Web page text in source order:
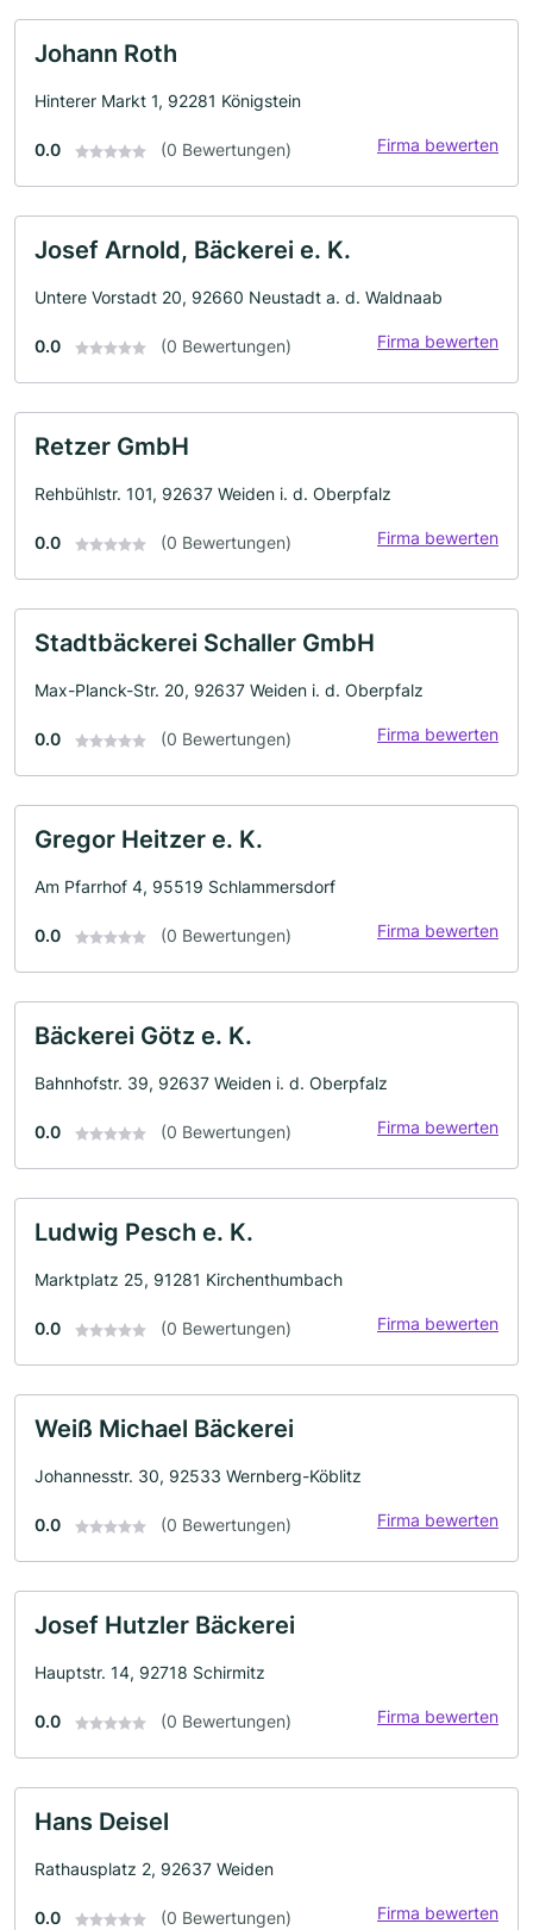
Johann Roth
Hinterer Markt 1, 92281 Königstein
0.0 (0 Bewertungen) Firma bewerten
Josef Arnold, Bäckerei e. K.
Untere Vorstadt 20, 92660 Neustadt a. d. Waldnaab
0.0 (0 Bewertungen) Firma bewerten
Retzer GmbH
Rehbühlstr. 101, 92637 Weiden i. d. Oberpfalz
0.0 (0 Bewertungen) Firma bewerten
Stadtbäckerei Schaller GmbH
Max-Planck-Str. 20, 92637 Weiden i. d. Oberpfalz
0.0 (0 Bewertungen) Firma bewerten
Gregor Heitzer e. K.
Am Pfarrhof 4, 95519 Schlammersdorf
0.0 (0 Bewertungen) Firma bewerten
Bäckerei Götz e. K.
Bahnhofstr. 39, 92637 Weiden i. d. Oberpfalz
0.0 (0 Bewertungen) Firma bewerten
Ludwig Pesch e. K.
Marktplatz 25, 91281 Kirchenthumbach
0.0 (0 Bewertungen) Firma bewerten
Weiß Michael Bäckerei
Johannesstr. 30, 92533 Wernberg-Köblitz
0.0 (0 Bewertungen) Firma bewerten
Josef Hutzler Bäckerei
Hauptstr. 14, 92718 Schirmitz
0.0 (0 Bewertungen) Firma bewerten
Hans Deisel
Rathausplatz 2, 92637 Weiden
0.0 (0 Bewertungen) Firma bewerten